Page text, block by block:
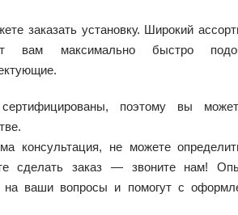
заказать установку. Широкий
вам максимально быстро
сертифицированы, поэтому вы
консультация, не можете
сделать заказ — звоните нам!
на ваши вопросы и помогут с